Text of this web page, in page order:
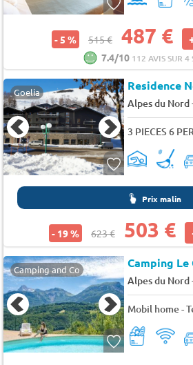
- 5 % 515 € 487 €
7.4/10 112 AVIS SUR 4
Goelia Residence
Alpes du Nord
3 PIECES 6
Prix malin
- 19 % 623 € 503 €
Camping and Co Camping
Alpes du Nord
Mobil home -